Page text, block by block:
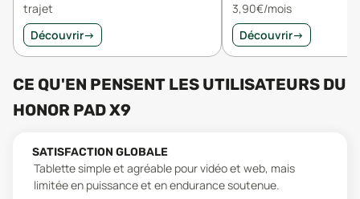
trajet
Découvrir→
3,90€/mois
Découvrir→
CE QU'EN PENSENT LES UTILISATEURS DU
HONOR PAD X9
SATISFACTION GLOBALE
Tablette simple et agréable pour vidéo et web, mais
limitée en puissance et en endurance soutenue.